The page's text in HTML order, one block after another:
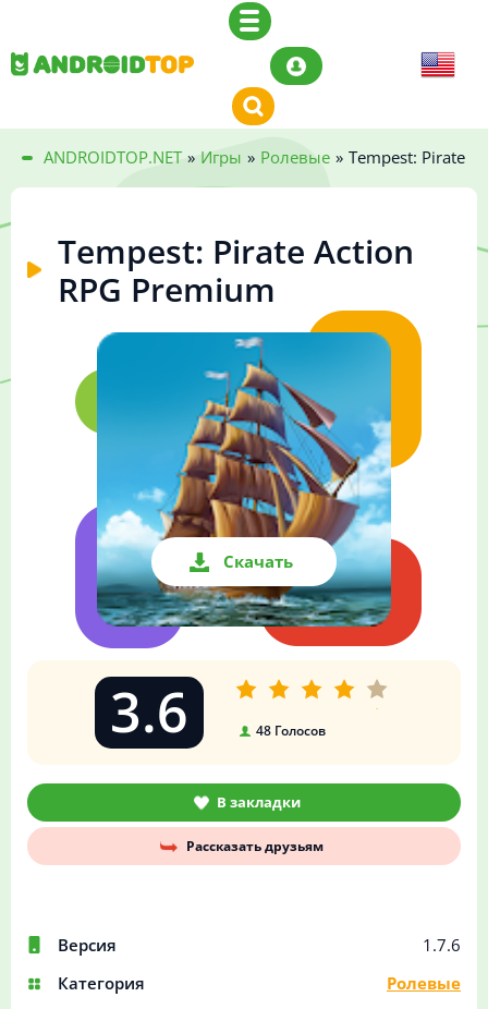
ANDROIDTOP.NET » Игры » Ролевые » Tempest: Pirate
Tempest: Pirate Action
RPG Premium
Скачать
Версия
1.7.6
Категория
Ролевые
3.6 48 Голосов
В закладки
Рассказать друзьям